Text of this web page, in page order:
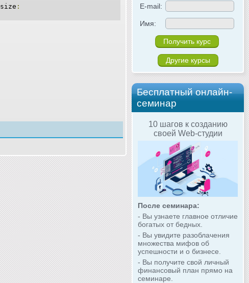
E-mail:
Имя:
Другие курсы
Бесплатный онлайн-
семинар
10 шагов к созданию
своей Web-студии
После семинара:
- Вы узнаете главное отличие
богатых от бедных.
- Вы увидите разоблачения
множества мифов об
успешности и о бизнесе.
- Вы получите свой личный
финансовый план прямо на
семинаре.
size :